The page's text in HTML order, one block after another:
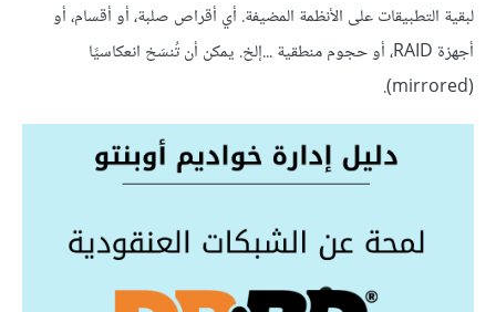
لبقية التطبيقات على الأنظمة المضيفة. أي أقراص صلبة، أو أقسام، أو
أجهزة RAID، أو حجوم منطقية ...إلخ. يمكن أن تُنسَخ انعكاسيًا
(mirrored).